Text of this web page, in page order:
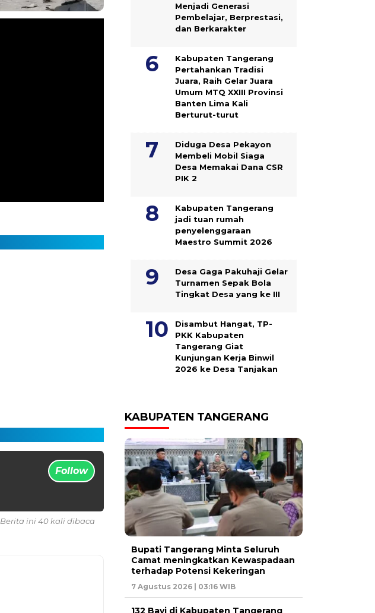
Follow
Berita ini 40 kali dibaca
Menjadi Generasi
Pembelajar, Berprestasi,
dan Berkarakter
Kabupaten Tangerang
Pertahankan Tradisi
Juara, Raih Gelar Juara
Umum MTQ XXIII Provinsi
Banten Lima Kali
Berturut-turut
Diduga Desa Pekayon
Membeli Mobil Siaga
Desa Memakai Dana CSR
PIK 2
Kabupaten Tangerang
jadi tuan rumah
penyelenggaraan
Maestro Summit 2026
Desa Gaga Pakuhaji Gelar
Turnamen Sepak Bola
Tingkat Desa yang ke III
Disambut Hangat, TP-
PKK Kabupaten
Tangerang Giat
Kunjungan Kerja Binwil
2026 ke Desa Tanjakan
KABUPATEN TANGERANG
Bupati Tangerang Minta Seluruh
Camat meningkatkan Kewaspadaan
terhadap Potensi Kekeringan
7 Agustus 2026 | 03:16 WIB
132 Bayi di Kabupaten Tangerang